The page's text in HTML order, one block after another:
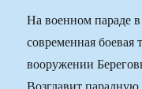
На военном параде
современная боевая
вооружении